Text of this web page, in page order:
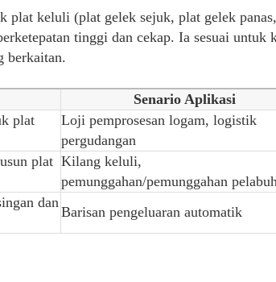
plat keluli (plat gelek sejuk, plat gelek
tinggi dan cekap. Ia sesuai untuk
berkaitan.
Senario Aplikasi
plat
Loji pemprosesan logam, logistik
pergudangan
plat Kilang keluli,
pemunggahan/pemunggahan
dan
Barisan pengeluaran automatik